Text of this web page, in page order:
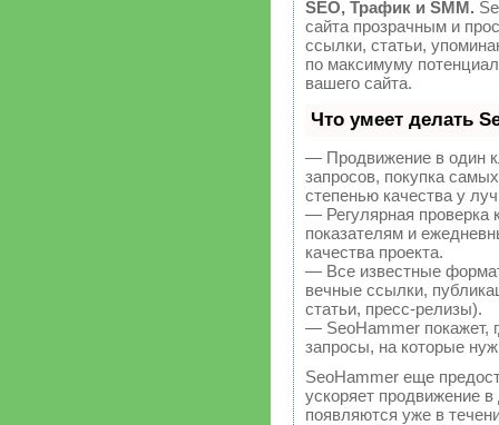
SEO, Трафик и SMM.
сайта прозрачным и
ссылки, статьи,
по максимуму
вашего сайта.
Что умеет делать
— Продвижение в один
запросов, покупка
степенью качества у
— Регулярная проверка
показателям и
качества проекта.
— Все известные
вечные ссылки,
статьи, пресс-релизы).
— SeoHammer покажет,
запросы, на которые
SeoHammer еще
ускоряет продвижение
появляются уже в